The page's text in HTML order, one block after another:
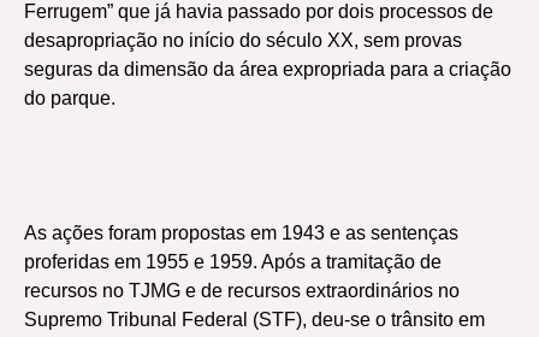
Ferrugem” que já havia passado por dois processos de
desapropriação no início do século XX, sem provas
seguras da dimensão da área expropriada para a criação
do parque.
As ações foram propostas em 1943 e as sentenças
proferidas em 1955 e 1959. Após a tramitação de
recursos no TJMG e de recursos extraordinários no
Supremo Tribunal Federal (STF), deu-se o trânsito em